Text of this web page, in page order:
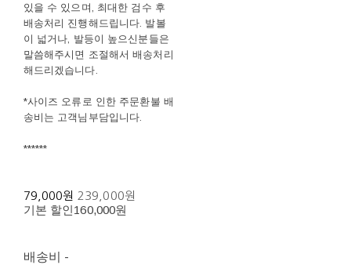
있을 수 있으며, 최대한 검수 후
배송처리 진행해드립니다. 발볼
이 넓거나, 발등이 높으신분들은
말씀해주시면 조절해서 배송처리
해드리겠습니다.
*사이즈 오류로 인한 주문환불 배
송비는 고객님부담입니다.
******
79,000원 239,000원
기본 할인160,000원
배송비 -